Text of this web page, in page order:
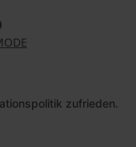
zufrieden.